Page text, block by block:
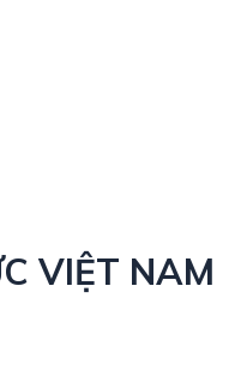
VIỆT NAM